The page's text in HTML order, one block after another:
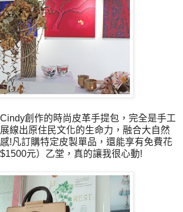
創作的時尚皮革手提包，完全是手工
線出原住民文化的生命力，融合大自然
!凡訂購特定皮製單品，還能享有免費花
元）乙堂，真的讓我很心動!